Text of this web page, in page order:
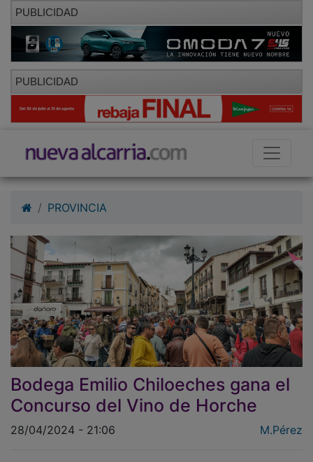
PUBLICIDAD
PUBLICIDAD
Bodega Emilio Chiloeches gana el
Concurso del Vino de Horche